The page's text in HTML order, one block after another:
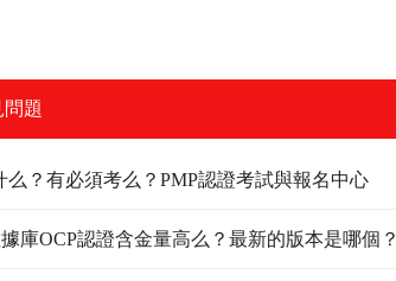
題
么？有必須考么？PMP認證考試與報名中心
據庫OCP認證含金量高么？最新的版本是哪個？